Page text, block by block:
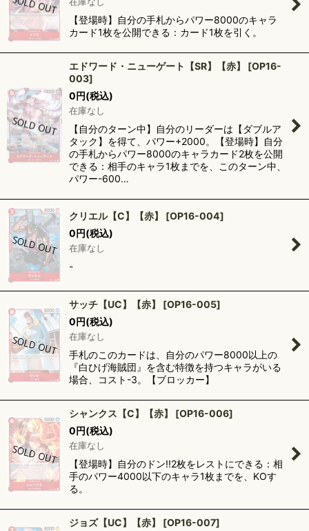
【登場時】自分の手札からパワー8000のキャラ
カード1枚を公開できる：カード1枚を引く。
エドワード・ニューゲート【SR】【赤】 [OP16-
003]
0円(税込)
在庫なし
【自分のターン中】自分のリーダーは【ダブルア
タック】を得て、パワー+2000。【登場時】自分
の手札からパワー8000のキャラカード2枚を公開
できる：相手のキャラ1枚までを、このターン中、
パワー-600…
クリエル【C】【赤】 [OP16-004]
0円(税込)
在庫なし
-
サッチ【UC】【赤】 [OP16-005]
0円(税込)
在庫なし
手札のこのカードは、自分のパワー8000以上の
『白ひげ海賊団』を含む特徴を持つキャラがいる
場合、コスト-3。【ブロッカー】
シャンクス【C】【赤】 [OP16-006]
0円(税込)
在庫なし
【登場時】自分のドン!!2枚をレストにできる：相
手のパワー4000以下のキャラ1枚までを、KOす
る。
ジョズ【UC】【赤】 [OP16-007]